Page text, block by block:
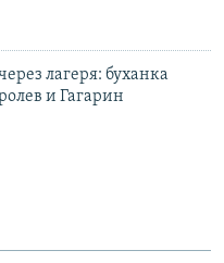
лагеря: буханка
и Гагарин